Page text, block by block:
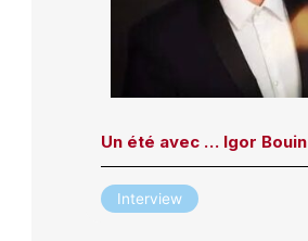
Un été avec … Igor Bouin
Interview